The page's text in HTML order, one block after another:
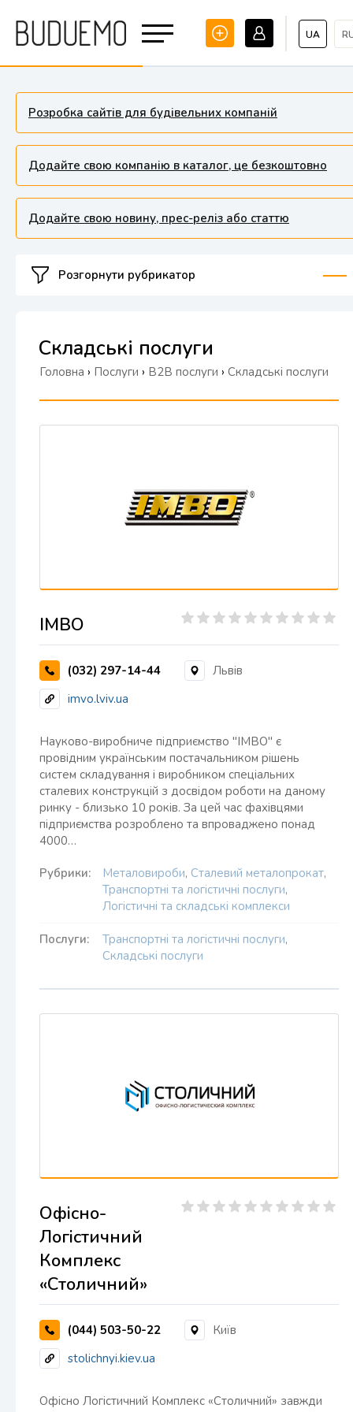
UA
Розробка сайтів для будівельних компаній
Додайте свою компанію в каталог, це безкоштовно
Додайте свою новину, прес-реліз або статтю
Розгорнути рубрикатор
Складські послуги
Головна › Послуги › B2B послуги › Складські послуги
ІМВО
(032) 297-14-44
Львів
imvo.lviv.ua
Науково-виробниче підприємство "ІМВО" є
провідним українським постачальником рішень
систем складування і виробником спеціальних
сталевих конструкцій з досвідом роботи на даному
ринку - близько 10 років. За цей час фахівцями
підприємства розроблено та впроваджено понад
4000…
Рубрики: Металовироби, Сталевий металопрокат,
Транспортні та логістичні послуги,
Логістичні та складські комплекси
Послуги: Транспортні та логістичні послуги,
Складські послуги
Офісно-
Логістичний
Комплекс
«Столичний»
(044) 503-50-22
Київ
stolichnyi.kiev.ua
Офісно Логістичний Комплекс «Столичний» завжди